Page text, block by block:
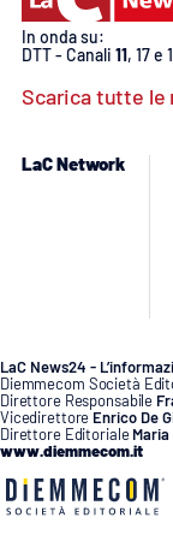
In onda su:
DTT - Canali 11, 17 e
Scarica tutte le
LaC Network
LaC News24 -
Diemmecom Società
Direttore Responsabile
Vicedirettore Enrico De
Direttore Editoriale
www.diemmecom.it